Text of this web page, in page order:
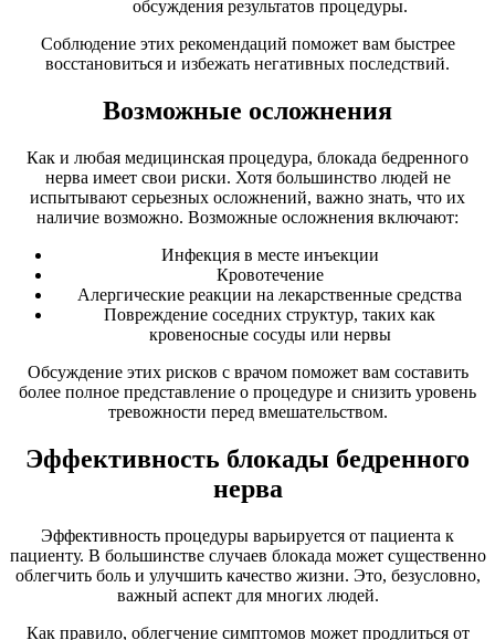
обсуждения результатов процедуры.
Соблюдение этих рекомендаций поможет вам быстрее
восстановиться и избежать негативных последствий.
Возможные осложнения
Как и любая медицинская процедура, блокада бедренного
нерва имеет свои риски. Хотя большинство людей не
испытывают серьезных осложнений, важно знать, что их
наличие возможно. Возможные осложнения включают:
Инфекция в месте инъекции
Кровотечение
Алергические реакции на лекарственные средства
Повреждение соседних структур, таких как
кровеносные сосуды или нервы
Обсуждение этих рисков с врачом поможет вам составить
более полное представление о процедуре и снизить уровень
тревожности перед вмешательством.
Эффективность блокады бедренного
нерва
Эффективность процедуры варьируется от пациента к
пациенту. В большинстве случаев блокада может существенно
облегчить боль и улучшить качество жизни. Это, безусловно,
важный аспект для многих людей.
Как правило, облегчение симптомов может продлиться от